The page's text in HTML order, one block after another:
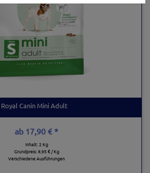
Royal Canin Mini Adult
ab 17,90 € *
Inhalt: 2 Kg
Grundpreis:8,95 € / Kg
Verschiedene Ausführungen